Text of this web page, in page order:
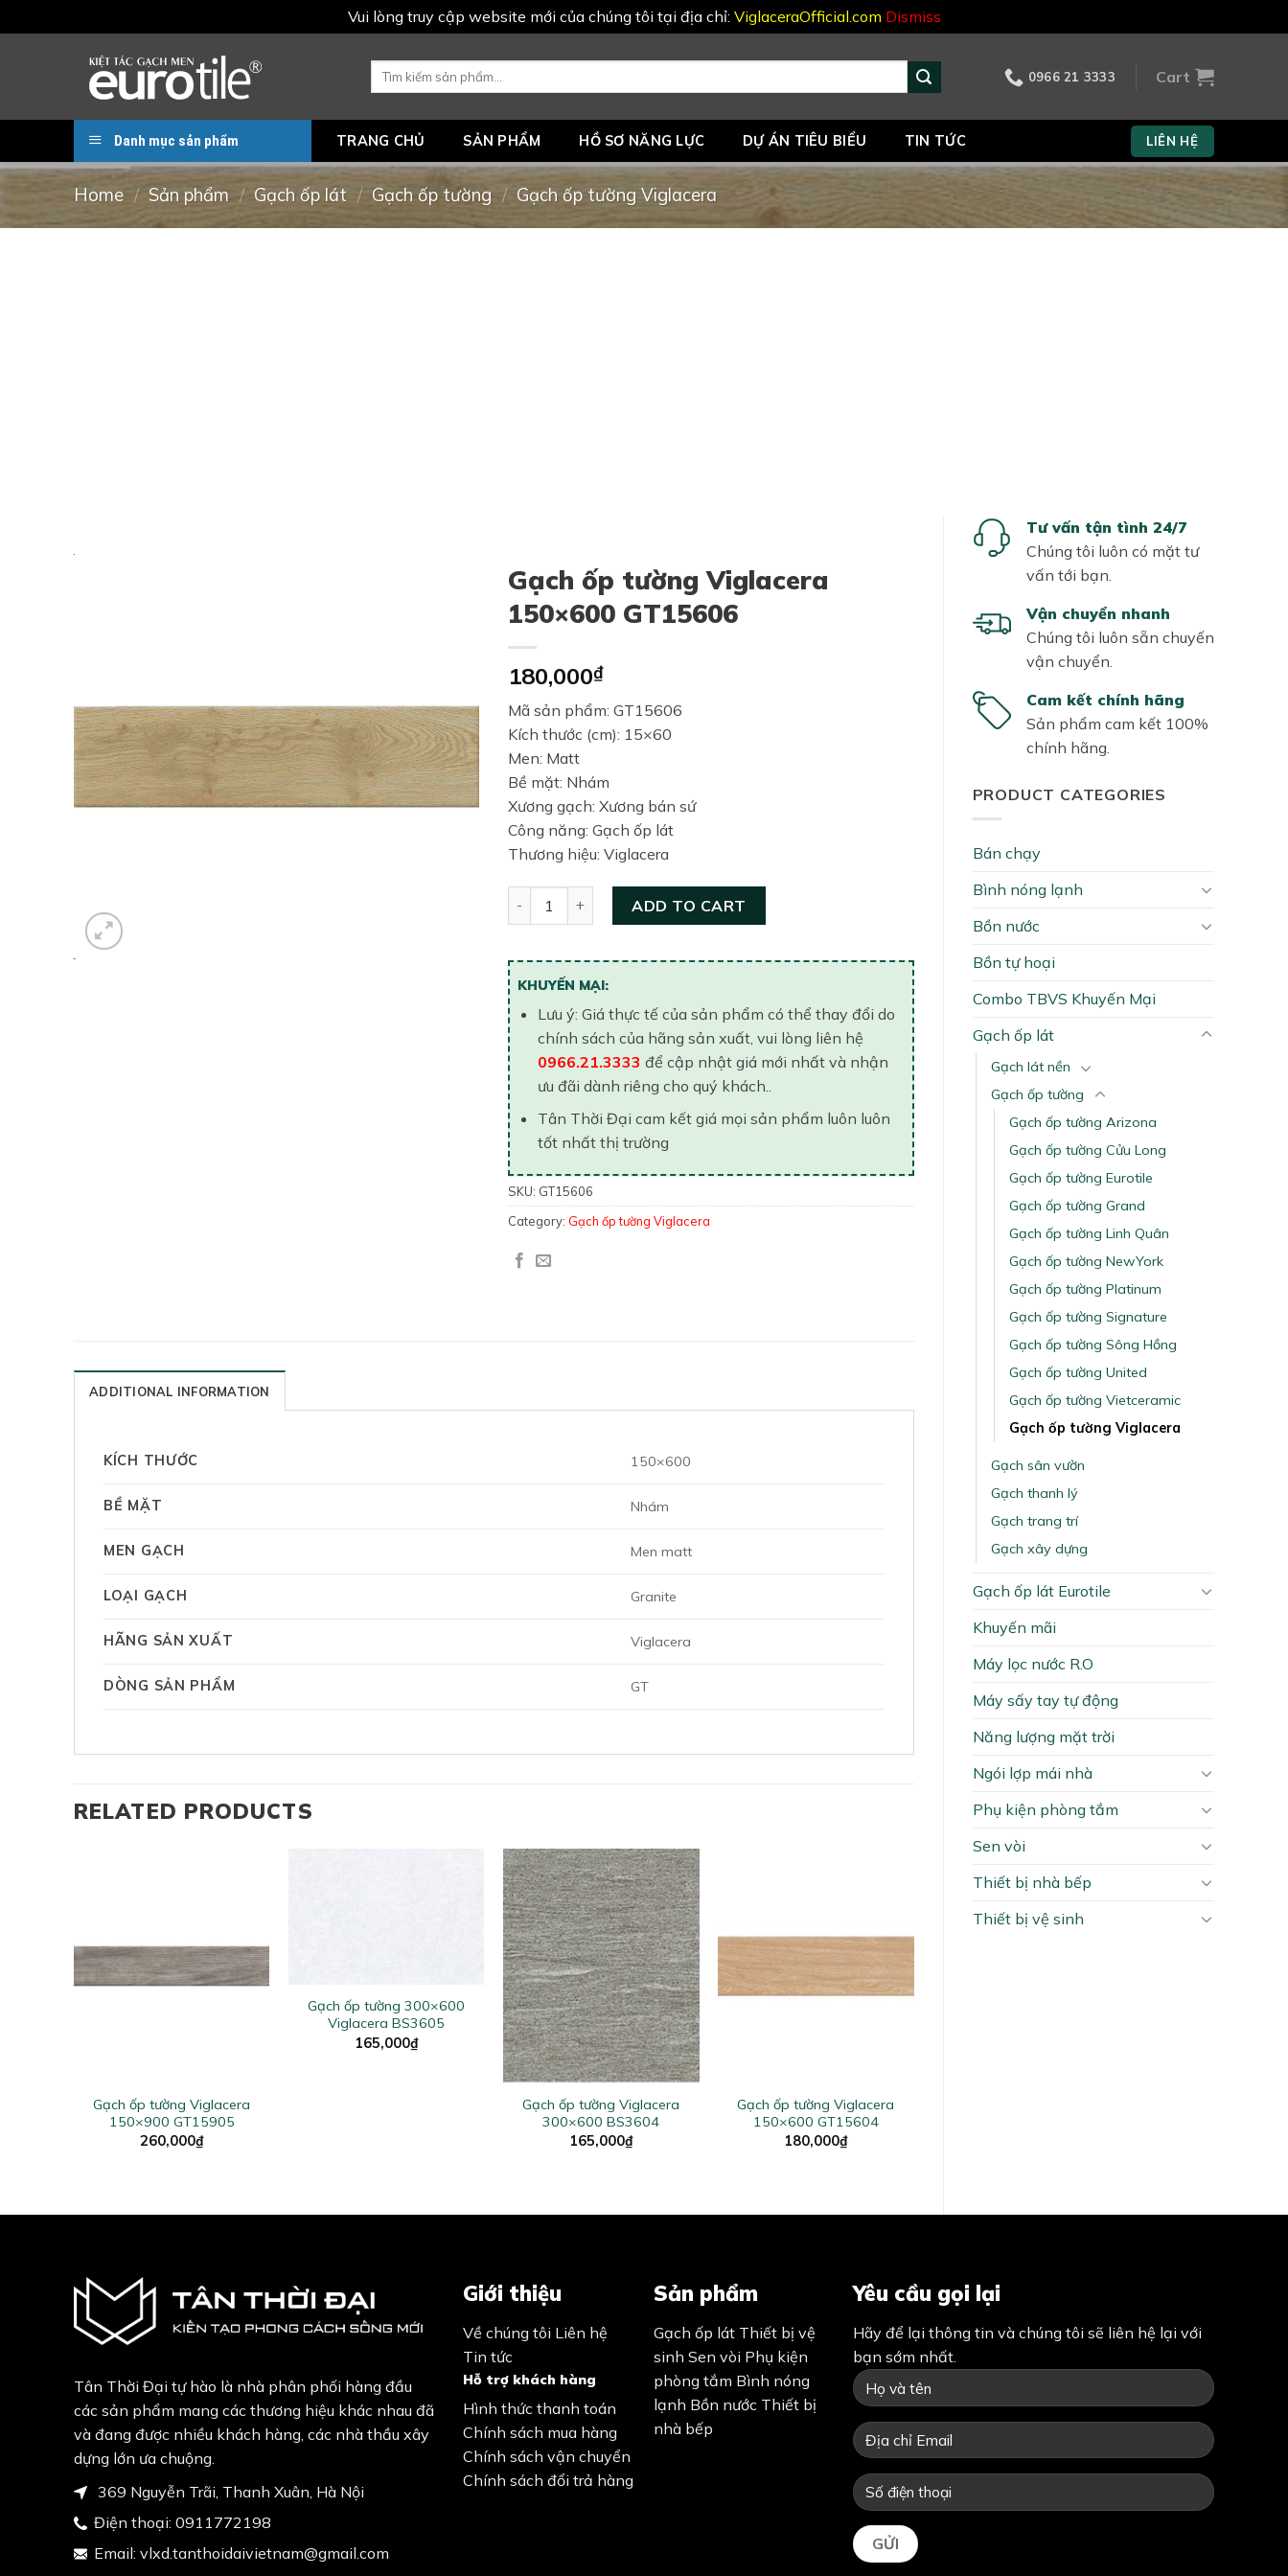
Vui lòng truy cập website mới của chúng tôi tại địa chỉ: ViglaceraOfficial.com Dismiss
Search
0966 21 3333 Cart
Danh mục sản phẩm TRANG CHỦ SẢN PHẨM HỒ SƠ NĂNG LỰC DỰ ÁN TIÊU BIỂU TIN TỨC LIÊN HỆ
Home / Sản phẩm / Gạch ốp lát / Gạch ốp tường / Gạch ốp tường Viglacera
Tư vấn tận tình 24/7
Chúng tôi luôn có mặt tư
vấn tới bạn.
Vận chuyển nhanh
Chúng tôi luôn sẵn chuyến
vận chuyển.
Cam kết chính hãng
Sản phẩm cam kết 100%
chính hãng.
PRODUCT CATEGORIES
Bán chạy
Bình nóng lạnh
Bồn nước
Bồn tự hoại
Combo TBVS Khuyến Mại
Gạch ốp lát
Gạch lát nền
Gạch ốp tường
Gạch ốp tường Arizona
Gạch ốp tường Cửu Long
Gạch ốp tường Eurotile
Gạch ốp tường Grand
Gạch ốp tường Linh Quân
Gạch ốp tường NewYork
Gạch ốp tường Platinum
Gạch ốp tường Signature
Gạch ốp tường Sông Hồng
Gạch ốp tường United
Gạch ốp tường Vietceramic
Gạch ốp tường Viglacera
Gạch sân vườn
Gạch thanh lý
Gạch trang trí
Gạch xây dựng
Gạch ốp lát Eurotile
Khuyến mãi
Máy lọc nước R.O
Máy sấy tay tự động
Năng lượng mặt trời
Ngói lợp mái nhà
Phụ kiện phòng tắm
Sen vòi
Thiết bị nhà bếp
Thiết bị vệ sinh
Gạch ốp tường Viglacera
150×600 GT15606
180,000₫
Mã sản phẩm: GT15606
Kích thước (cm): 15×60
Men: Matt
Bề mặt: Nhám
Xương gạch: Xương bán sứ
Công năng: Gạch ốp lát
Thương hiệu: Viglacera
ADD TO CART
KHUYẾN MẠI:
Lưu ý: Giá thực tế của sản phẩm có thể thay đổi do
chính sách của hãng sản xuất, vui lòng liên hệ
0966.21.3333 để cập nhật giá mới nhất và nhận
ưu đãi dành riêng cho quý khách..
Tân Thời Đại cam kết giá mọi sản phẩm luôn luôn
tốt nhất thị trường
SKU: GT15606
Category: Gạch ốp tường Viglacera
ADDITIONAL INFORMATION
KÍCH THƯỚC 150×600
BỀ MẶT Nhám
MEN GẠCH Men matt
LOẠI GẠCH Granite
HÃNG SẢN XUẤT Viglacera
DÒNG SẢN PHẨM GT
RELATED PRODUCTS
Gạch ốp tường Viglacera
150×900 GT15905
260,000₫
Gạch ốp tường 300×600
Viglacera BS3605
165,000₫
+
Gạch ốp tường Viglacera
300×600 BS3604
165,000₫
Gạch ốp tường Viglacera
150×600 GT15604
180,000₫
Tân Thời Đại tự hào là nhà phân phối hàng đầu
các sản phẩm mang các thương hiệu khác nhau đã
và đang được nhiều khách hàng, các nhà thầu xây
dựng lớn ưa chuộng.
369 Nguyễn Trãi, Thanh Xuân, Hà Nội
Điện thoại: 0911772198
Email: vlxd.tanthoidaivietnam@gmail.com
Giới thiệu
Về chúng tôi Liên hệ
Tin tức
Hỗ trợ khách hàng
Hình thức thanh toán
Chính sách mua hàng
Chính sách vận chuyển
Chính sách đổi trả hàng
Sản phẩm
Gạch ốp lát Thiết bị vệ
sinh Sen vòi Phụ kiện
phòng tắm Bình nóng
lạnh Bồn nước Thiết bị
nhà bếp
Yêu cầu gọi lại
Hãy để lại thông tin và chúng tôi sẽ liên hệ lại với
bạn sớm nhất.